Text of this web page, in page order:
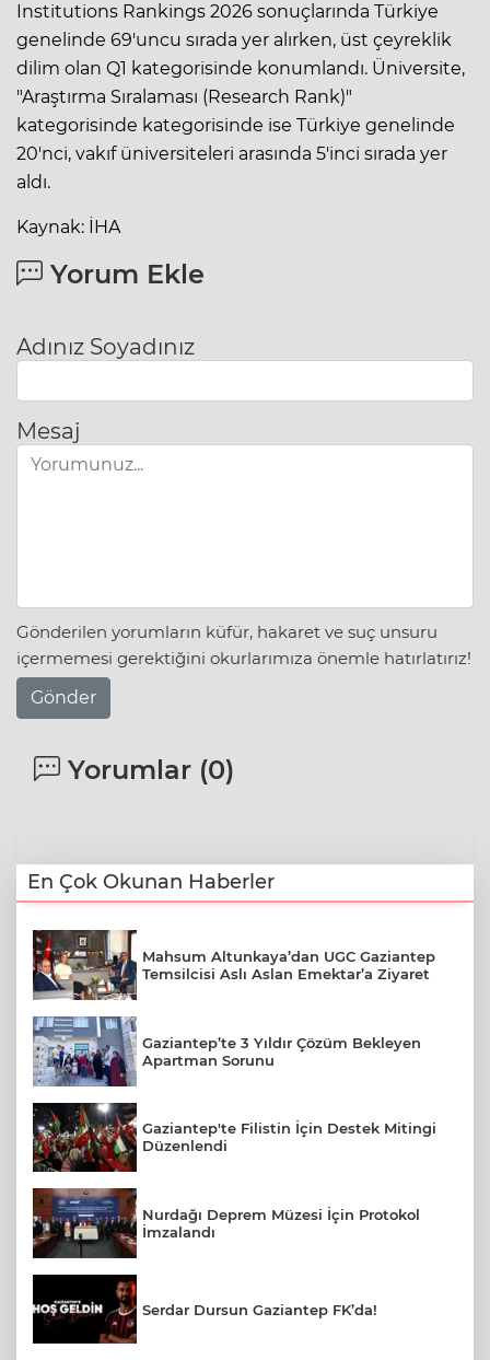
Institutions Rankings 2026 sonuçlarında Türkiye
genelinde 69'uncu sırada yer alırken, üst çeyreklik
dilim olan Q1 kategorisinde konumlandı. Üniversite,
"Araştırma Sıralaması (Research Rank)"
kategorisinde kategorisinde ise Türkiye genelinde
20'nci, vakıf üniversiteleri arasında 5'inci sırada yer
aldı.
Kaynak: İHA
Yorum Ekle
Adınız Soyadınız
Mesaj
Gönderilen yorumların küfür, hakaret ve suç unsuru
içermemesi gerektiğini okurlarımıza önemle hatırlatırız!
Gönder
Yorumlar (0)
En Çok Okunan Haberler
Mahsum Altunkaya’dan UGC Gaziantep
Temsilcisi Aslı Aslan Emektar’a Ziyaret
Gaziantep’te 3 Yıldır Çözüm Bekleyen
Apartman Sorunu
Gaziantep'te Filistin İçin Destek Mitingi
Düzenlendi
Nurdağı Deprem Müzesi İçin Protokol
İmzalandı
Serdar Dursun Gaziantep FK’da!